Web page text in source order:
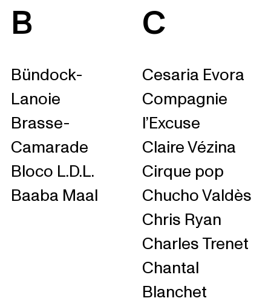
B
Bündock-
Lanoie
Brasse-
Camarade
Bloco L.D.L.
Baaba Maal
C
Cesaria Evora
Compagnie
l’Excuse
Claire Vézina
Cirque pop
Chucho Valdès
Chris Ryan
Charles Trenet
Chantal
Blanchet